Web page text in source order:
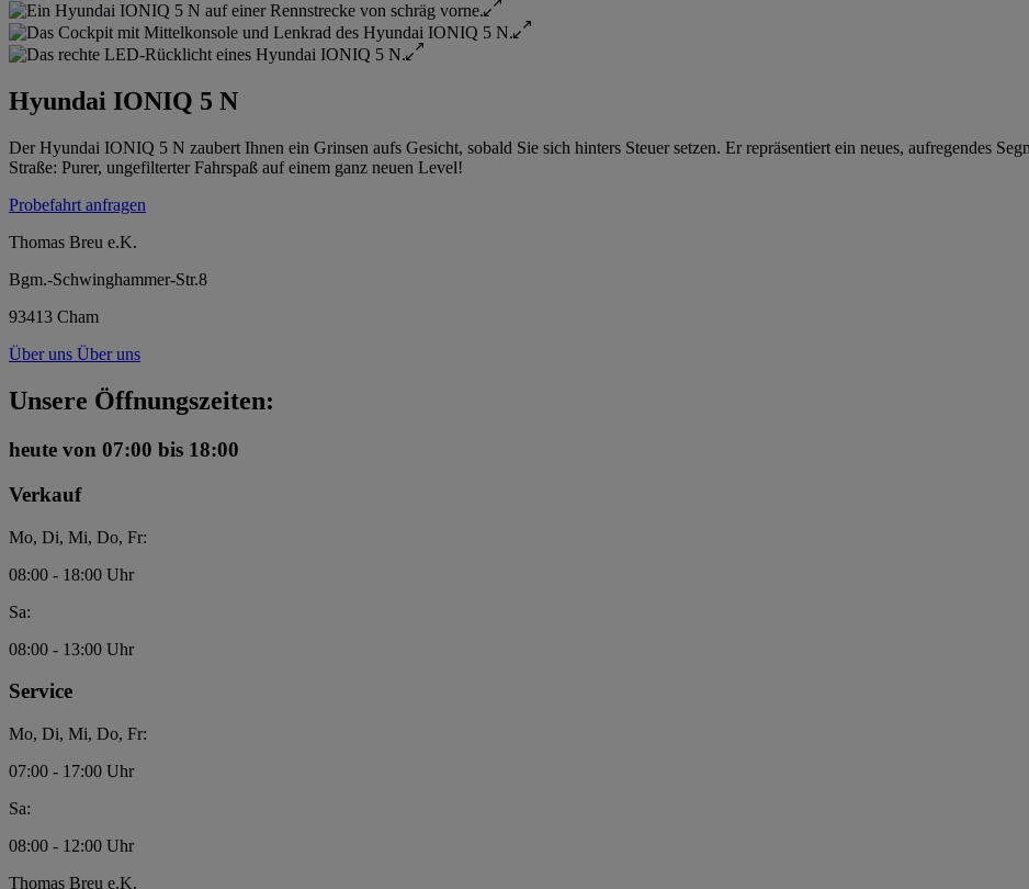
Hyundai IONIQ 5 N
Der Hyundai IONIQ 5 N zaubert Ihnen ein Grinsen aufs Gesicht, sobald Sie sich hinters Steuer setzen. Er repräsentiert ein neues, aufregendes
Straße: Purer, ungefilterter Fahrspaß auf einem ganz neuen Level!
Probefahrt anfragen
Thomas Breu e.K.
Bgm.-Schwinghammer-Str.8
93413 Cham
Über uns Über uns
Unsere Öffnungszeiten:
heute von 07:00 bis 18:00
Verkauf
Mo, Di, Mi, Do, Fr:
08:00 - 18:00 Uhr
Sa:
08:00 - 13:00 Uhr
Service
Mo, Di, Mi, Do, Fr:
07:00 - 17:00 Uhr
Sa:
08:00 - 12:00 Uhr
Thomas Breu e.K.